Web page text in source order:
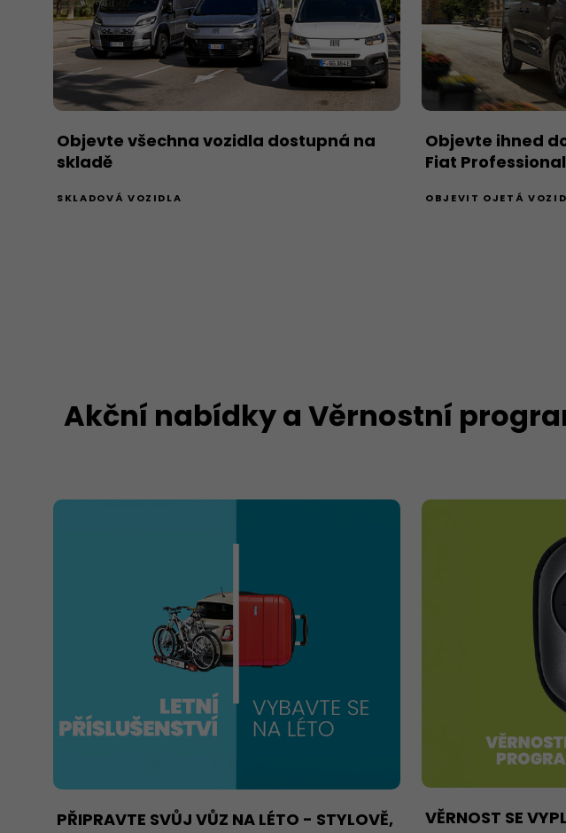
Objevte všechna vozidla dostupná na
skladě
SKLADOVÁ VOZIDLA
Objevte ihned
Fiat Professional
OBJEVIT OJETÁ
Akční nabídky a Věrnostní
PŘIPRAVTE SVŮJ VŮZ NA LÉTO - STYLOVĚ,
VĚRNOST SE